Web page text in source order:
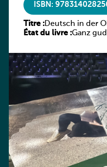
ISBN:
Titre :Deutsch in der
Bayern)
État du livre :Ganz